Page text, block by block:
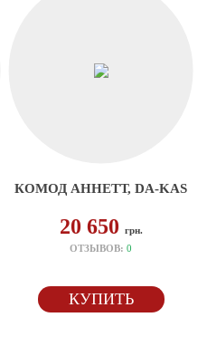
КОМОД АННЕТТ, DA-KAS
20 650 грн.
ОТЗЫВОВ:0
КУПИТЬ